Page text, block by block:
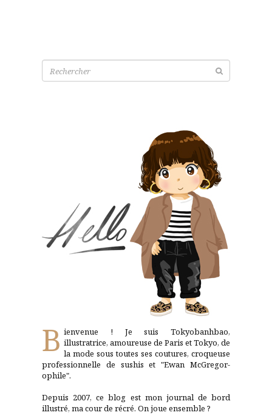
Recherche
pour:
B ienvenue ! Je suis Tokyobanhbao,
illustratrice, amoureuse de Paris et Tokyo, de
la mode sous toutes ses coutures, croqueuse
professionnelle de sushis et "Ewan McGregor-
ophile".
Depuis 2007, ce blog est mon journal de bord
illustré, ma cour de récré. On joue ensemble ?